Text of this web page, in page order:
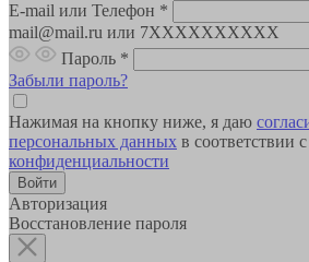
E-mail или Телефон *
mail@mail.ru или 7XXXXXXXXXX
Пароль *
Забыли пароль?
Нажимая на кнопку ниже, я даю
персональных данных в соответствии с
конфиденциальности
Авторизация
Восстановление пароля